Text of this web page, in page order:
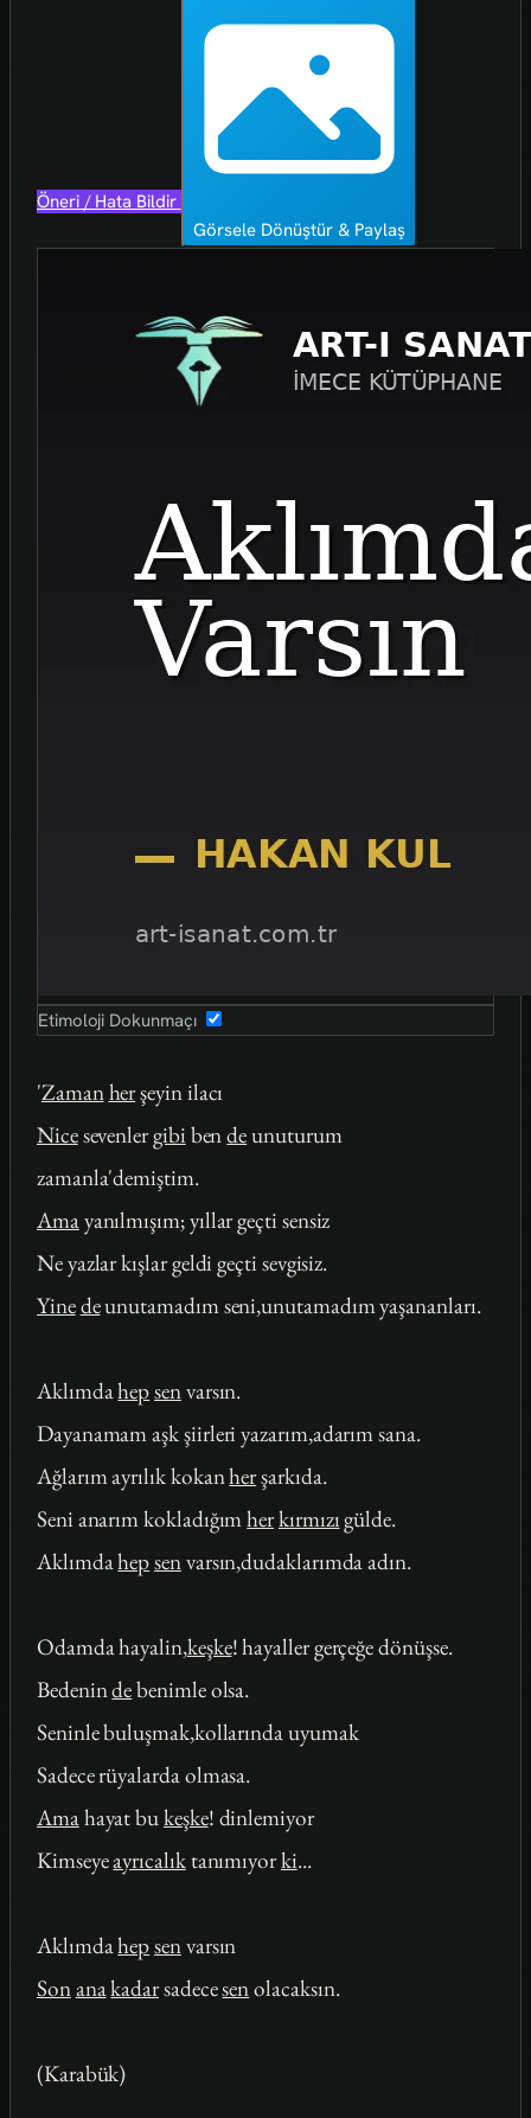
Öneri / Hata Bildir
Görsele Dönüştür & Paylaş
Etimoloji Dokunmaçı
'Zamanherşeyin ilacı
Nicesevenlergibi bendeunuturum
zamanla'demiştim.
Amayanılmışım; yıllar geçti sensiz
Ne yazlar kışlar geldi geçti sevgisiz.
Yinedeunutamadım seni,unutamadım yaşananları.
Aklımdahepsenvarsın.
Dayanamam aşk şiirleri yazarım,adarım sana.
Ağlarım ayrılık kokanherşarkıda.
Seni anarım kokladığımherkırmızıgülde.
Aklımdahepsenvarsın,dudaklarımda adın.
Odamda hayalin,keşke! hayaller gerçeğe dönüşse.
Bedenindebenimle olsa.
Seninle buluşmak,kollarında uyumak
Sadece rüyalarda olmasa.
Amahayat bukeşke! dinlemiyor
Kimseyeayrıcalıktanımıyorki...
Aklımdahepsenvarsın
Sonanakadarsadecesenolacaksın.
(Karabük)